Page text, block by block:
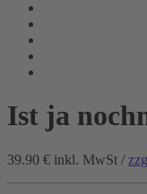
Ist ja
39.90 € inkl. MwSt /